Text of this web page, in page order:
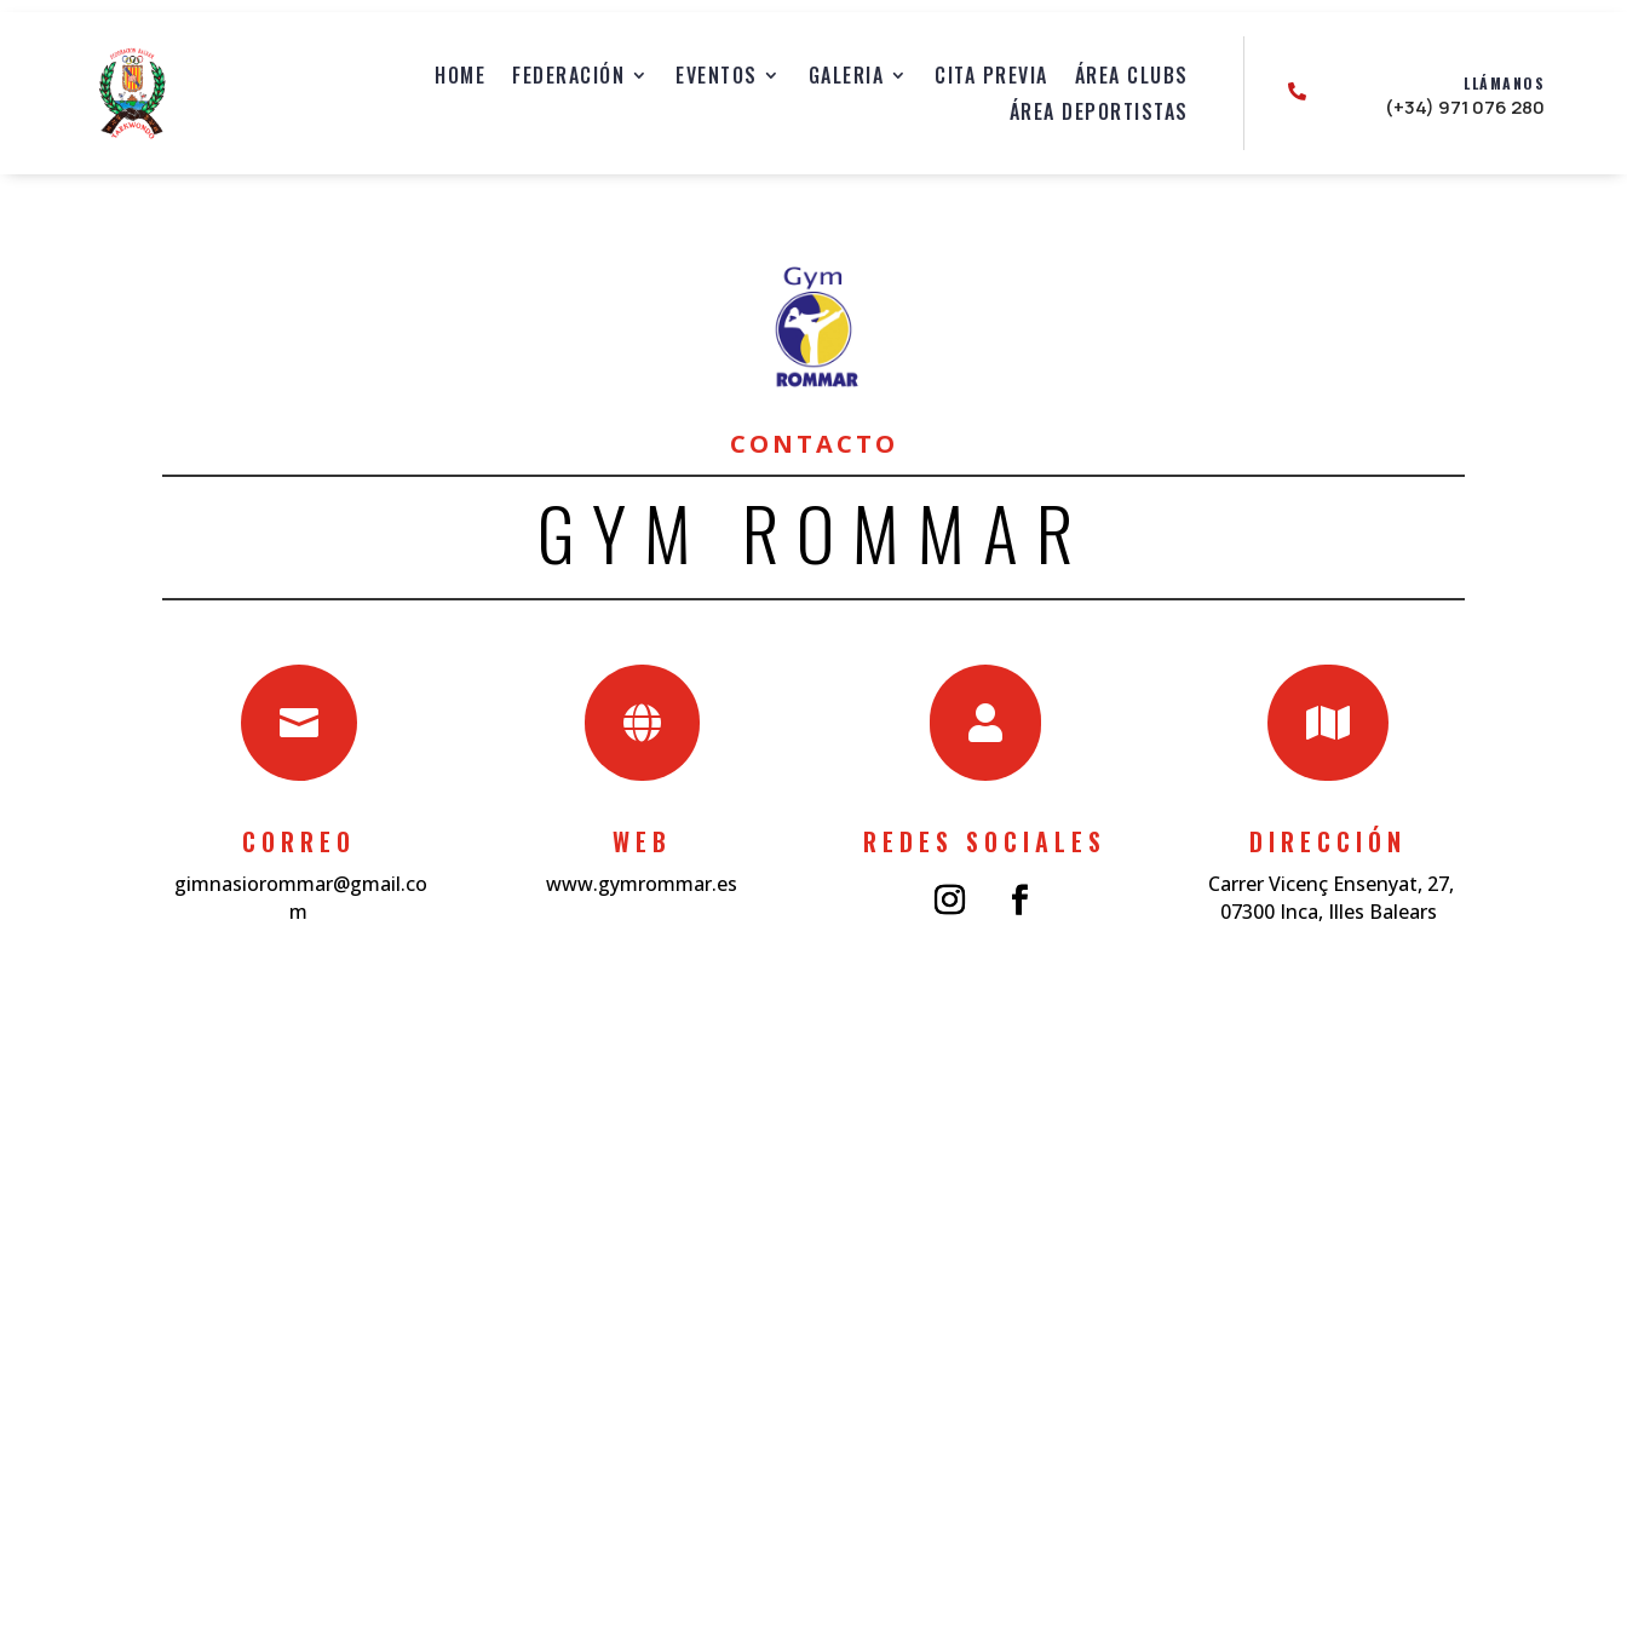
HOME FEDERACIÓN EVENTOS GALERIA CITA PREVIA
ÁREA CLUBS
ÁREA DEPORTISTAS
 LLÁMANOS
(+34) 971 076 280
HOME FEDERACIÓN EVENTOS GALERIA CITA PREVIA
ÁREA CLUBS
ÁREA DEPORTISTAS
 LLÁMANOS
(+34) 971 076 280
CONTACTO
GYM ROMMAR

CORREO
gimnasiorommar@gmail.co
m

WEB
www.gymrommar.es

REDES SOCIALES

DIRECCIÓN
Carrer Vicenç Ensenyat, 27,
07300 Inca, Illes Balears